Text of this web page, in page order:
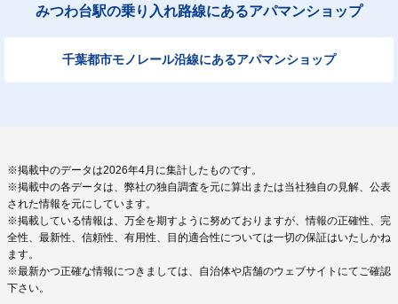
みつわ台駅の乗り入れ路線にあるアパマンショップ
千葉都市モノレール沿線にあるアパマンショップ
※掲載中のデータは2026年4月に集計したものです。
※掲載中の各データは、弊社の独自調査を元に算出または当社独自の見解、公表
された情報を元にしています。
※掲載している情報は、万全を期すように努めておりますが、情報の正確性、完
全性、最新性、信頼性、有用性、目的適合性については一切の保証はいたしかね
ます。
※最新かつ正確な情報につきましては、自治体や店舗のウェブサイトにてご確認
下さい。